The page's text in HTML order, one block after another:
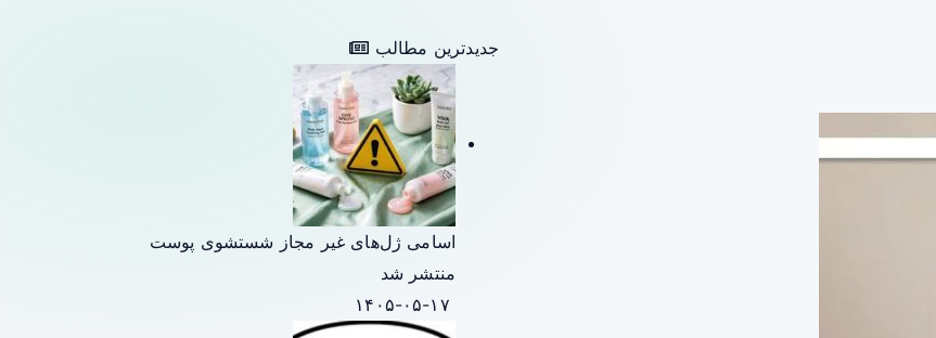
جدیدترین مطالب
اسامی ژل‌های غیر مجاز شستشوی پوست
منتشر شد